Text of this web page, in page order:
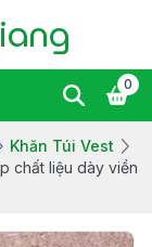
0
Khăn Túi Vest
chất liệu dày viền